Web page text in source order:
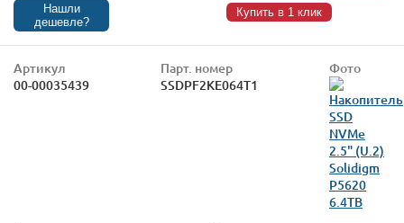
Нашли
дешевле?
Купить в 1 клик
Артикул
00-00035439
Парт. номер
SSDPF2KE064T1
Фото